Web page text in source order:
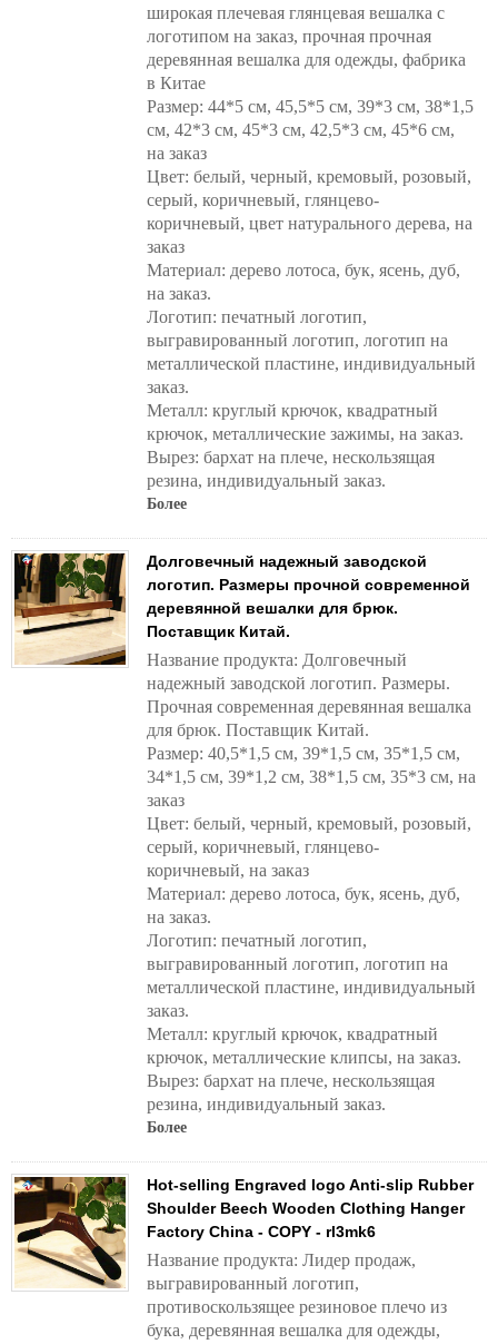
широкая плечевая глянцевая вешалка с
логотипом на заказ, прочная прочная
деревянная вешалка для одежды, фабрика
в Китае
Размер: 44*5 см, 45,5*5 см, 39*3 см, 38*1,5
см, 42*3 см, 45*3 см, 42,5*3 см, 45*6 см,
на заказ
Цвет: белый, черный, кремовый, розовый,
серый, коричневый, глянцево-
коричневый, цвет натурального дерева, на
заказ
Материал: дерево лотоса, бук, ясень, дуб,
на заказ.
Логотип: печатный логотип,
выгравированный логотип, логотип на
металлической пластине, индивидуальный
заказ.
Металл: круглый крючок, квадратный
крючок, металлические зажимы, на заказ.
Вырез: бархат на плече, нескользящая
резина, индивидуальный заказ.
Более
Долговечный надежный заводской
логотип. Размеры прочной современной
деревянной вешалки для брюк.
Поставщик Китай.
Название продукта: Долговечный
надежный заводской логотип. Размеры.
Прочная современная деревянная вешалка
для брюк. Поставщик Китай.
Размер: 40,5*1,5 см, 39*1,5 см, 35*1,5 см,
34*1,5 см, 39*1,2 см, 38*1,5 см, 35*3 см, на
заказ
Цвет: белый, черный, кремовый, розовый,
серый, коричневый, глянцево-
коричневый, на заказ
Материал: дерево лотоса, бук, ясень, дуб,
на заказ.
Логотип: печатный логотип,
выгравированный логотип, логотип на
металлической пластине, индивидуальный
заказ.
Металл: круглый крючок, квадратный
крючок, металлические клипсы, на заказ.
Вырез: бархат на плече, нескользящая
резина, индивидуальный заказ.
Более
Hot-selling Engraved logo Anti-slip Rubber
Shoulder Beech Wooden Clothing Hanger
Factory China - COPY - rl3mk6
Название продукта: Лидер продаж,
выгравированный логотип,
противоскользящее резиновое плечо из
бука, деревянная вешалка для одежды,